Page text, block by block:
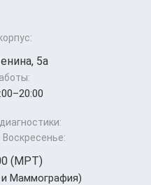
5а
(МРТ)
Маммография)